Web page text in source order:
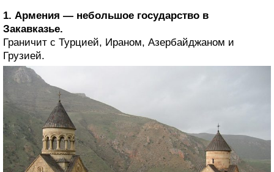
1. Армения — небольшое государство в
Закавказье.
Граничит с Турцией, Ираном, Азербайджаном и
Грузией.